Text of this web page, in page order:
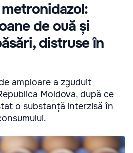
de ouă și
distruse în
amploare a zguduit
Moldova, după ce
o substanță interzisă în